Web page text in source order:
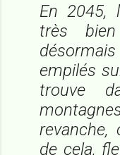
En 2045,
très
empilés
trouve
revanche,
de cela,